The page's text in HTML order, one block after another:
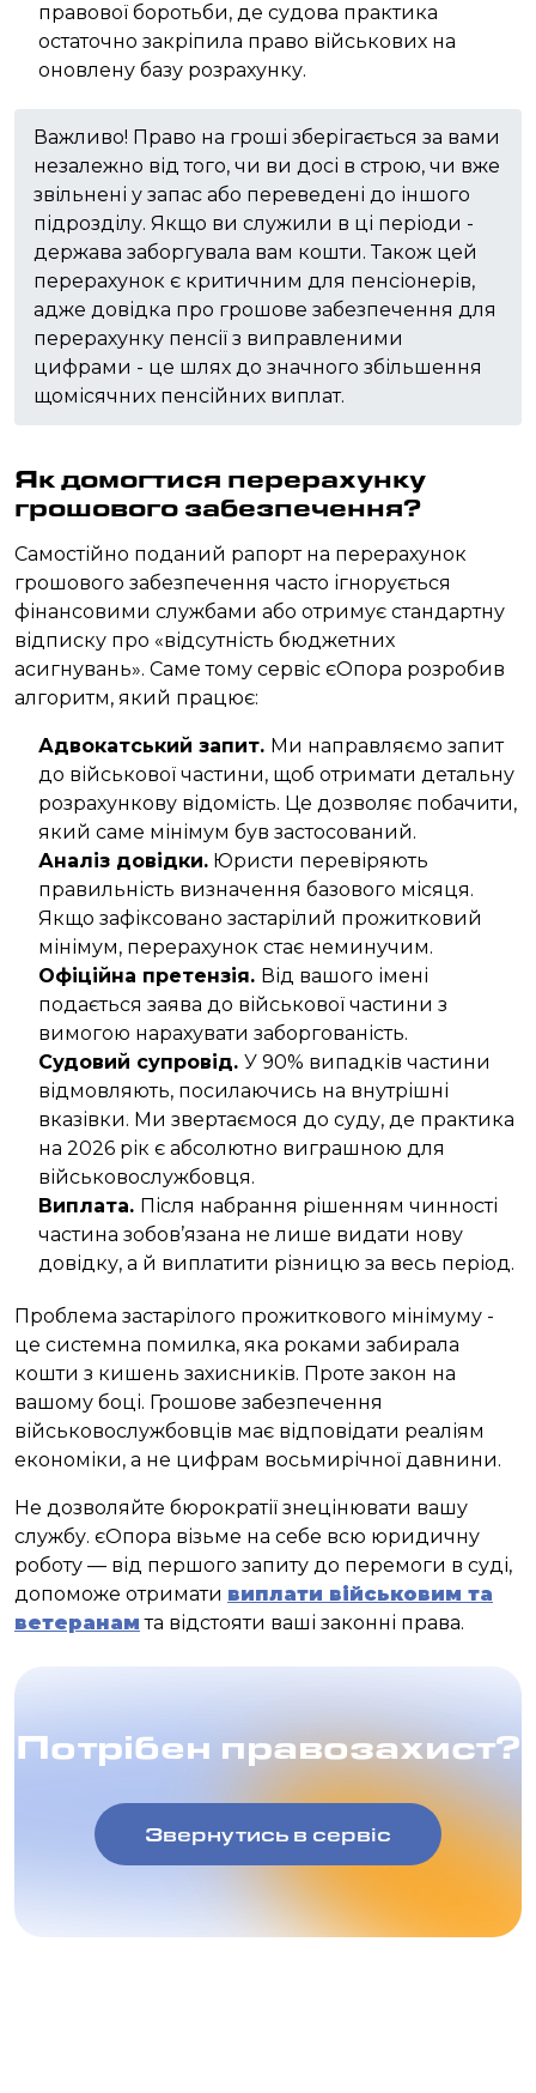
правової боротьби, де судова практика
остаточно закріпила право військових на
оновлену базу розрахунку.
Важливо! Право на гроші зберігається за вами
незалежно від того, чи ви досі в строю, чи вже
звільнені у запас або переведені до іншого
підрозділу. Якщо ви служили в ці періоди -
держава заборгувала вам кошти. Також цей
перерахунок є критичним для пенсіонерів,
адже довідка про грошове забезпечення для
перерахунку пенсії з виправленими
цифрами - це шлях до значного збільшення
щомісячних пенсійних виплат.
Як домогтися перерахунку
грошового забезпечення?
Самостійно поданий рапорт на перерахунок
грошового забезпечення часто ігнорується
фінансовими службами або отримує стандартну
відписку про «відсутність бюджетних
асигнувань». Саме тому сервіс єОпора розробив
алгоритм, який працює:
Адвокатський запит. Ми направляємо запит
до військової частини, щоб отримати детальну
розрахункову відомість. Це дозволяє побачити,
який саме мінімум був застосований.
Аналіз довідки. Юристи перевіряють
правильність визначення базового місяця.
Якщо зафіксовано застарілий прожитковий
мінімум, перерахунок стає неминучим.
Офіційна претензія. Від вашого імені
подається заява до військової частини з
вимогою нарахувати заборгованість.
Судовий супровід. У 90% випадків частини
відмовляють, посилаючись на внутрішні
вказівки. Ми звертаємося до суду, де практика
на 2026 рік є абсолютно виграшною для
військовослужбовця.
Виплата. Після набрання рішенням чинності
частина зобов’язана не лише видати нову
довідку, а й виплатити різницю за весь період.
Проблема застарілого прожиткового мінімуму -
це системна помилка, яка роками забирала
кошти з кишень захисників. Проте закон на
вашому боці. Грошове забезпечення
військовослужбовців має відповідати реаліям
економіки, а не цифрам восьмирічної давнини.
Не дозволяйте бюрократії знецінювати вашу
службу. єОпора візьме на себе всю юридичну
роботу — від першого запиту до перемоги в суді,
допоможе отримати виплати військовим та
ветеранам та відстояти ваші законні права.
Потрібен правозахист?
Звернутись в сервіс